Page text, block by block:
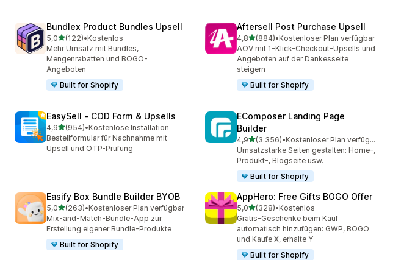
Bundlex Product Bundles Upsell
5,0von 5 Sternen
(122)
122 Rezensionen insgesamt
•Kostenlos
Mehr Umsatz mit Bundles,
Mengenrabatten und BOGO-
Angeboten
Built for Shopify
Aftersell Post Purchase Upsell
4,8von 5 Sternen
(884)
884 Rezensionen insgesamt
•Kostenloser Plan verfügbar
AOV mit 1-Klick-Checkout-Upsells und
Angeboten auf der Dankesseite
steigern
Built for Shopify
EasySell ‑ COD Form & Upsells
4,9von 5 Sternen
(954)
954 Rezensionen insgesamt
•Kostenlose Installation
Bestellformular für Nachnahme mit
Upsell und OTP-Prüfung
EComposer Landing Page
Builder
4,9von 5 Sternen
(3.356)
3356 Rezensionen insgesamt
•
Kostenloser Plan verfügbar
Umsatzstarke Seiten gestalten: Home-,
Produkt-, Blogseite usw.
Built for Shopify
Easify Box Bundle Builder BYOB
5,0von 5 Sternen
(263)
263 Rezensionen insgesamt
•Kostenloser Plan verfügbar
Mix-and-Match-Bundle-App zur
Erstellung eigener Bundle-Produkte
Built for Shopify
AppHero: Free Gifts BOGO Offer
5,0von 5 Sternen
(328)
328 Rezensionen insgesamt
•Kostenlos
Gratis-Geschenke beim Kauf
automatisch hinzufügen: GWP, BOGO
und Kaufe X, erhalte Y
Built for Shopify